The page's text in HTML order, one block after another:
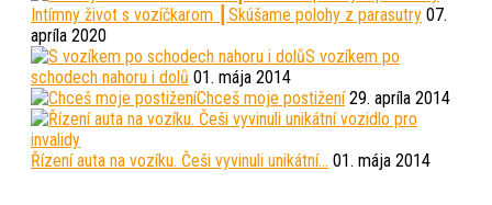
Intímny život s vozíčkarom ┃Skúšame polohy z parasutry 07.
apríla 2020
S vozíkem po
schodech nahoru i dolů 01. mája 2014
Chceš moje postižení29. apríla 2014
Řízení auta na vozíku. Češi vyvinuli unikátní… 01. mája 2014